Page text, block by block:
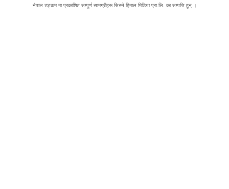
नेपाल डट्कम मा प्रकाशित सम्पूर्ण सामग्रीहरू सिस्ने हिमाल मिडिया प्रा.लि. का सम्पत्ति हुन् ।